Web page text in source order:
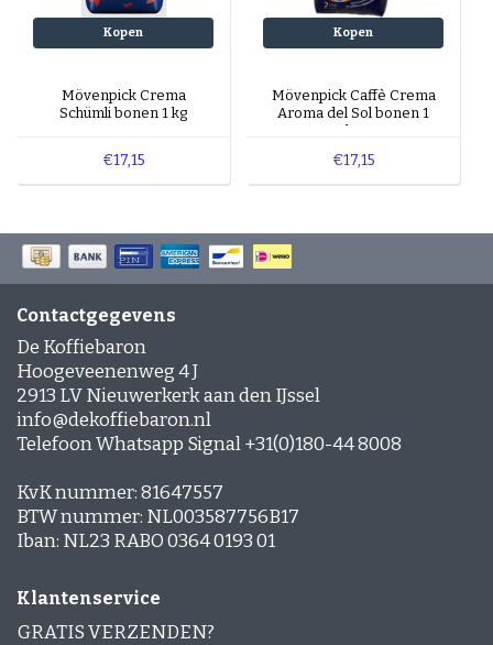
Kopen
Mövenpick Crema
Schümli bonen 1 kg
€17,15
Kopen
Mövenpick Caffè Crema
Aroma del Sol bonen 1
kg
€17,15
Contactgegevens
De Koffiebaron
Hoogeveenenweg 4 J
2913 LV Nieuwerkerk aan den IJssel
info@dekoffiebaron.nl
Telefoon Whatsapp Signal +31(0)180-44 8008
KvK nummer: 81647557
BTW nummer: NL003587756B17
Iban: NL23 RABO 0364 0193 01
Klantenservice
GRATIS VERZENDEN?